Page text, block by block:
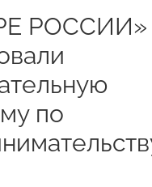
РОССИИ»
по